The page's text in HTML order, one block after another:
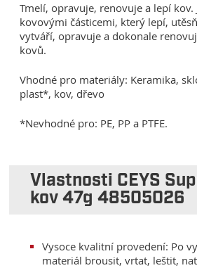
Tmelí, opravuje, renovuje a lepí kov.
kovovými částicemi, který lepí,
vytváří, opravuje a dokonale
kovů.
Vhodné pro materiály: Keramika,
plast*, kov, dřevo
*Nevhodné pro: PE, PP a PTFE.
Vlastnosti CEYS
kov 47g 48505026
Vysoce kvalitní provedení: Po
materiál brousit, vrtat, leštit,